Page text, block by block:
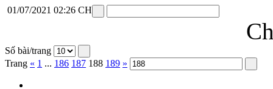
01/07/2021 02:26 CH
Số bài/trang
Trang « 1 ... 186 187 188 189 »